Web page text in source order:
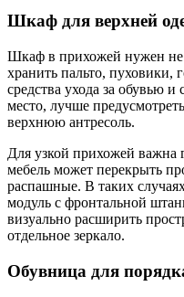
Шкаф для верхней
Шкаф в прихожей нужен не
хранить пальто,
средства ухода за обувью
место, лучше
верхнюю антресоль.
Для узкой прихожей важна
мебель может перекрыть
распашные. В таких
модуль с фронтальной
визуально расширить
отдельное зеркало.
Обувница для